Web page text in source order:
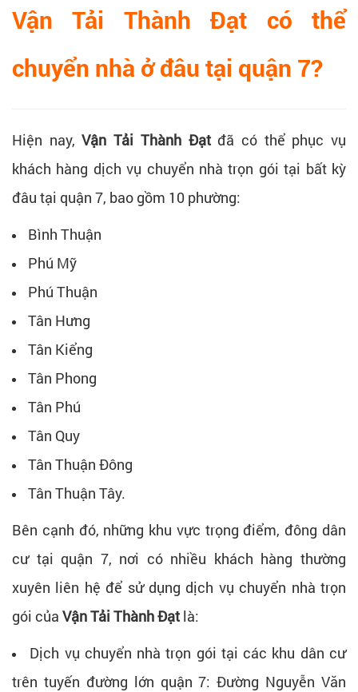
Vận Tải Thành Đạt có thể
chuyển nhà ở đâu tại quận 7?
Hiện nay,Vận Tải Thành Đạtđã có thể phục vụ
khách hàng dịch vụ chuyển nhà trọn gói tại bất kỳ
đâu tại quận 7, bao gồm 10 phường:
Bình Thuận
Phú Mỹ
Phú Thuận
Tân Hưng
Tân Kiểng
Tân Phong
Tân Phú
Tân Quy
Tân Thuận Đông
Tân Thuận Tây.
Bên cạnh đó, những khu vực trọng điểm, đông dân
cư tại quận 7, nơi có nhiều khách hàng thường
xuyên liên hệ để sử dụng dịch vụ chuyển nhà trọn
gói của Vận Tải Thành Đạt là:
Dịch vụ chuyển nhà trọn gói tại các khu dân cư
trên tuyến đường lớn quận 7: Đường Nguyễn Văn